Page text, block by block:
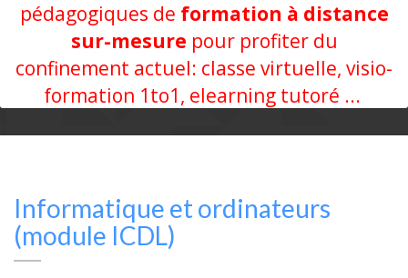
pédagogiques de formation à distance
sur-mesure pour profiter du
confinement actuel: classe virtuelle, visio-
formation 1to1, elearning tutoré ...
Informatique et ordinateurs
(module ICDL)